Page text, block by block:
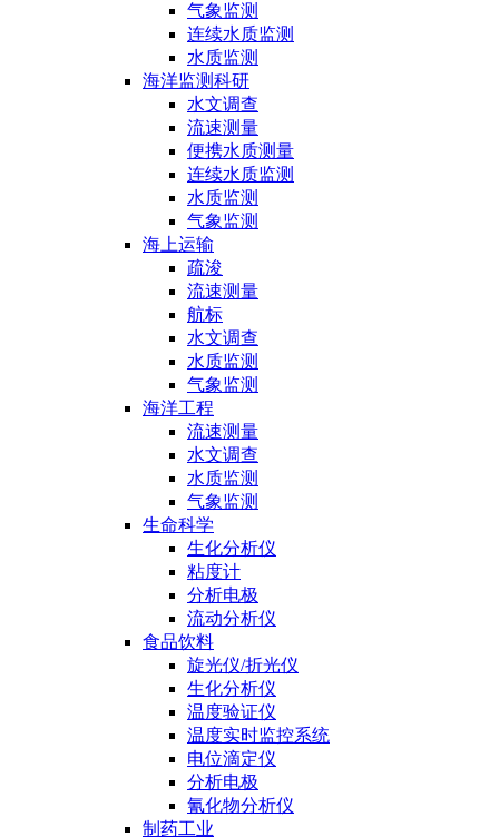
气象监测
连续水质监测
水质监测
海洋监测科研
水文调查
流速测量
便携水质测量
连续水质监测
水质监测
气象监测
海上运输
疏浚
流速测量
航标
水文调查
水质监测
气象监测
海洋工程
流速测量
水文调查
水质监测
气象监测
生命科学
生化分析仪
粘度计
分析电极
流动分析仪
食品饮料
旋光仪/折光仪
生化分析仪
温度验证仪
温度实时监控系统
电位滴定仪
分析电极
氰化物分析仪
制药工业